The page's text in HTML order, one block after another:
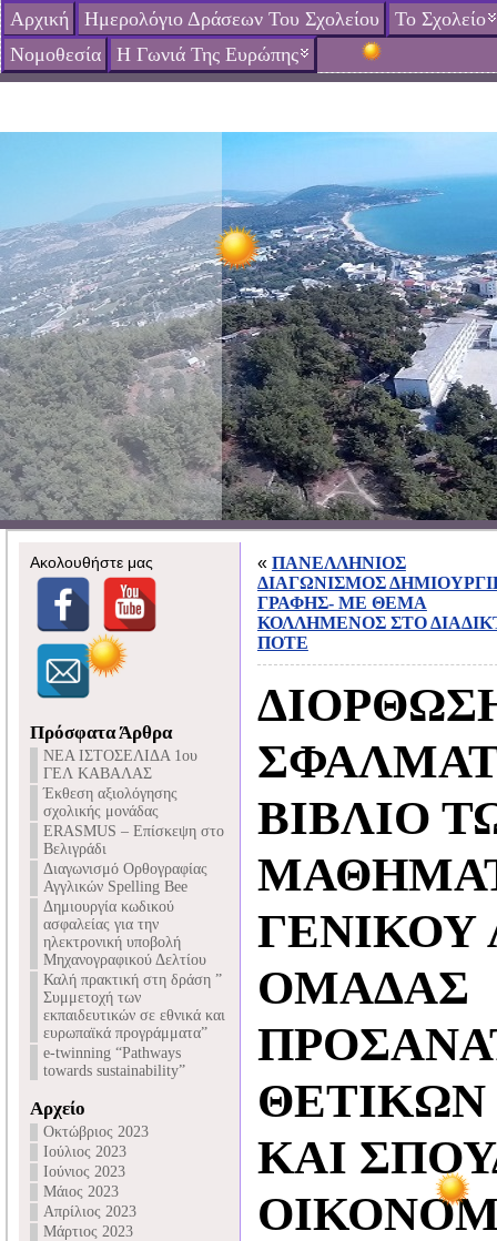
Αρχική Ημερολόγιο Δράσεων Του Σχολείου
Το Σχολείο
Νομοθεσία
Η Γωνιά Της Ευρώπης
Ακολουθήστε μας
Πρόσφατα Άρθρα
NEA ΙΣΤΟΣΕΛΙΔΑ 1ου
ΓΕΛ ΚΑΒΑΛΑΣ
Έκθεση αξιολόγησης
σχολικής μονάδας
ERASMUS – Επίσκεψη στο
Βελιγράδι
Διαγωνισμό Ορθογραφίας
Αγγλικών Spelling Bee
Δημιουργία κωδικού
ασφαλείας για την
ηλεκτρονική υποβολή
Μηχανογραφικού Δελτίου
Καλή πρακτική στη δράση ”
Συμμετοχή των
εκπαιδευτικών σε εθνικά και
ευρωπαϊκά προγράμματα”
e-twinning “Pathways
towards sustainability”
Αρχείο
Οκτώβριος 2023
Ιούλιος 2023
Ιούνιος 2023
Μάιος 2023
Απρίλιος 2023
Μάρτιος 2023
« ΠΑΝΕΛΛΗΝΙΟΣ
ΔΙΑΓΩΝΙΣΜΟΣ
ΓΡΑΦΗΣ- ΜΕ ΘΕΜΑ
ΚΟΛΛΗΜΕΝΟΣ ΣΤΟ
ΠΟΤΕ
ΒΙΒΛΙΟ
ΓΕΝΙΚΟΥ
ΟΜΑΔΑΣ
ΚΑΙ